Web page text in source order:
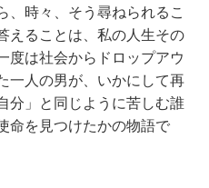
、時々、そう尋ねられるこ
えることは、私の人生その
度は社会からドロップアウ
一人の男が、いかにして再
分」と同じように苦しむ誰
命を見つけたかの物語で